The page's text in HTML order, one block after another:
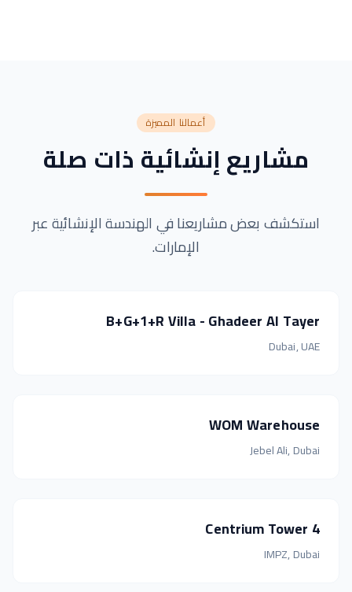
أعمالنا المميزة
مشاريع إنشائية ذات صلة
استكشف بعض مشاريعنا في الهندسة الإنشائية عبر
الإمارات.
B+G+1+R Villa - Ghadeer Al Tayer
Dubai, UAE
WOM Warehouse
Jebel Ali, Dubai
Centrium Tower 4
IMPZ, Dubai